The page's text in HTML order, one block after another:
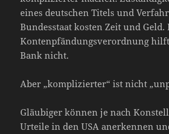
eines deutschen Titels und
Bundesstaat kosten Zeit und Geld.
Kontenpfändungsverordnung
Bank nicht.
Aber „komplizierter“ ist nicht
Gläubiger können je nach
Urteile in den USA anerkennen